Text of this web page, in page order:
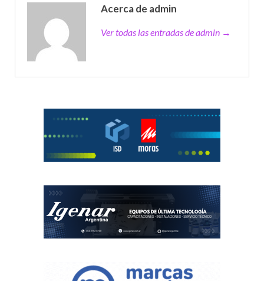
Acerca de admin
Ver todas las entradas de admin →